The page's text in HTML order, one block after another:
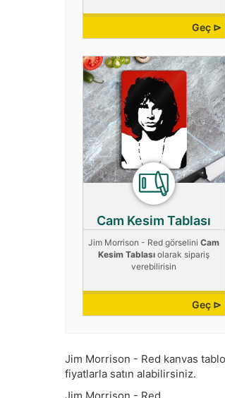
Geç ⊳
Cam Kesim Tablası
Jim Morrison - Red görseliniCam
Kesim Tablası olarak sipariş
verebilirisin
Geç ⊳
Jim Morrison - Red kanvas
fiyatlarla satın alabilirsiniz.